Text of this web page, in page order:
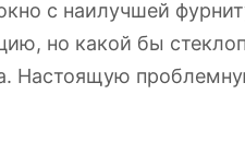
с наилучшей
но какой бы
Настоящую